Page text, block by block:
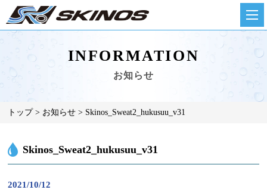
INFORMATION
お知らせ
トップ お知らせ Skinos_Sweat2_hukusuu_v31
Skinos_Sweat2_hukusuu_v31
2021/10/12